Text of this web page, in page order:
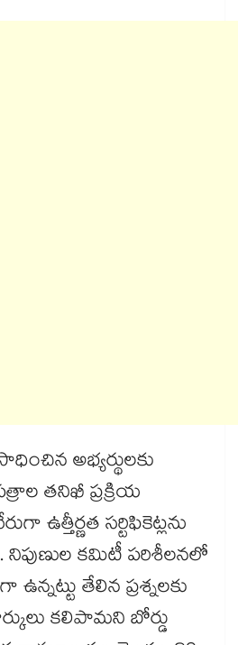
అభ్యర్థులకు
తనిఖీ ప్రక్రియ
ఉత్తీర్ణత సర్టిఫికెట్లను
నిపుణుల కమిటీ పరిశీలనలో
తేలిన ప్రశ్నలకు
కలిపామని బోర్డు